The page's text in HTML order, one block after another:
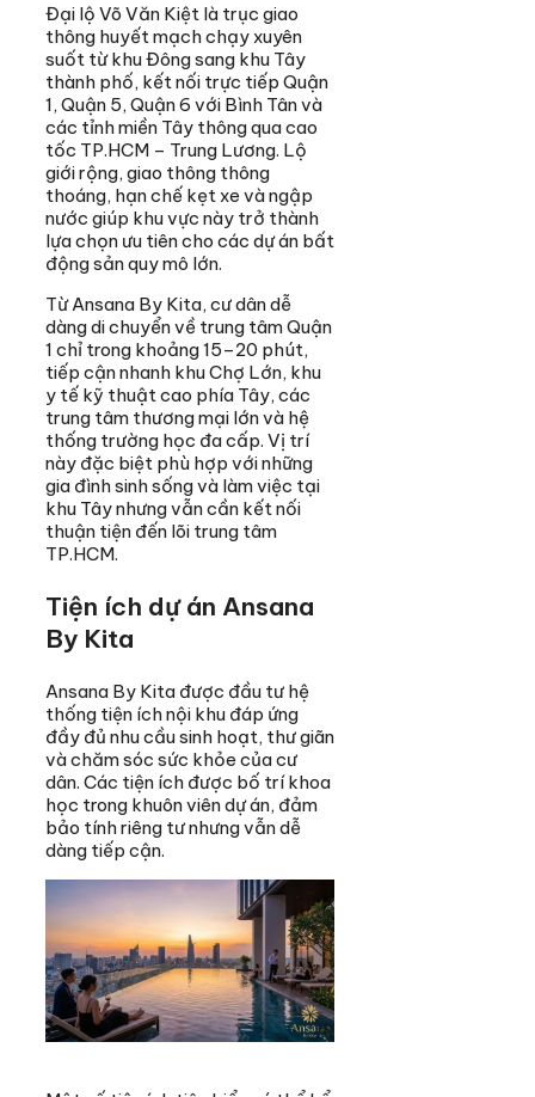
Đại lộ Võ Văn Kiệt là trục giao
thông huyết mạch chạy xuyên
suốt từ khu Đông sang khu Tây
thành phố, kết nối trực tiếp Quận
1, Quận 5, Quận 6 với Bình Tân và
các tỉnh miền Tây thông qua cao
tốc TP.HCM – Trung Lương. Lộ
giới rộng, giao thông thông
thoáng, hạn chế kẹt xe và ngập
nước giúp khu vực này trở thành
lựa chọn ưu tiên cho các dự án bất
động sản quy mô lớn.
Từ Ansana By Kita, cư dân dễ
dàng di chuyển về trung tâm Quận
1 chỉ trong khoảng 15–20 phút,
tiếp cận nhanh khu Chợ Lớn, khu
y tế kỹ thuật cao phía Tây, các
trung tâm thương mại lớn và hệ
thống trường học đa cấp. Vị trí
này đặc biệt phù hợp với những
gia đình sinh sống và làm việc tại
khu Tây nhưng vẫn cần kết nối
thuận tiện đến lõi trung tâm
TP.HCM.
Tiện ích dự án Ansana
By Kita
Ansana By Kita được đầu tư hệ
thống tiện ích nội khu đáp ứng
đầy đủ nhu cầu sinh hoạt, thư giãn
và chăm sóc sức khỏe của cư
dân. Các tiện ích được bố trí khoa
học trong khuôn viên dự án, đảm
bảo tính riêng tư nhưng vẫn dễ
dàng tiếp cận.